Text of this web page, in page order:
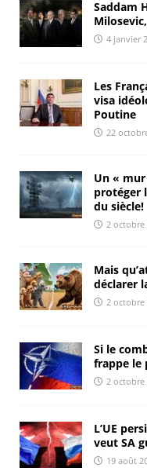
Saddam
4 janvier
Les
visa
Poutine
22
Un «
protéger
du siècle!
2 octobre
Mais
déclarer
2 octobre
Si le
frappe le
2 octobre
L’UE
veut SA
19 août